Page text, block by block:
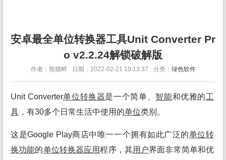
安卓最全单位转换器工具Unit Converter Pr
o v2.2.24解锁破解版
作者：熊猫畔 日期：2022-02-21 10:13:37 分类： 绿色软件
Unit Converter单位转换器是一个简单、 智能和优雅的工
具 ，有30多个日常生活中使用的单位类别。
这是Google Play商店中唯一一个拥有如此广泛的单位转
换功能的单位转换器应用程序，其用户界面非常简单和优